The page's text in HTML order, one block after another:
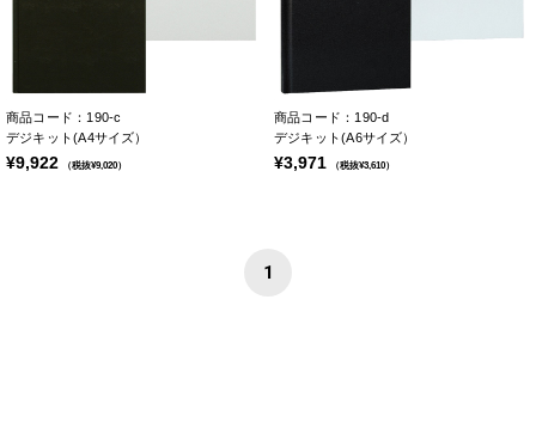
商品コード：190-c
デジキット(A4サイズ）
¥9,922 （税抜¥9,020）
商品コード：190-d
デジキット(A6サイズ）
¥3,971 （税抜¥3,610）
1